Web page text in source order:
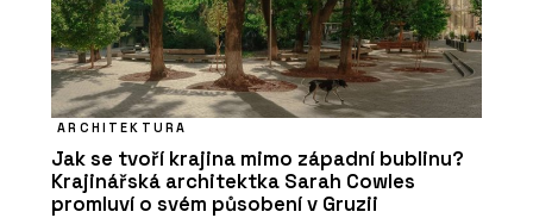
ARCHITEKTURA
Jak se tvoří krajina mimo západní bublinu?
Krajinářská architektka Sarah Cowles
promluví o svém působení v Gruzii